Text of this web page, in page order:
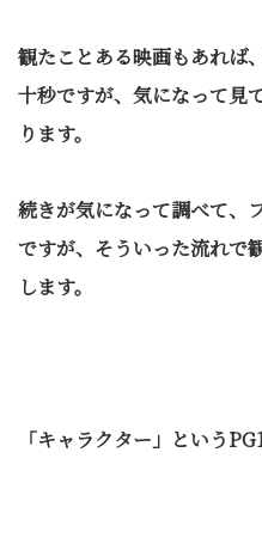
観たことある映画もあれば
十秒ですが、気になって見
ります。
続きが気になって調べて、
ですが、そういった流れで
します。
「キャラクター」という